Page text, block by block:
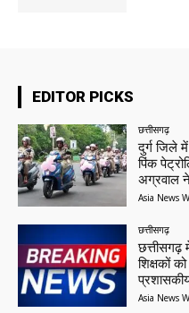
EDITOR PICKS
छत्तीसगढ़
दुर्ग जिले
पिंक
अग्रवाल
Asia News
छत्तीसगढ़
शिक्षकों
Asia News